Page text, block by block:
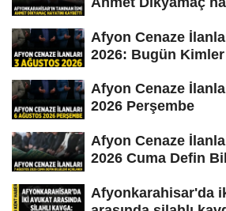
Afyon Cenaze
2026: Bugün
Afyon Cenaze
2026 Perşembe
Afyon Cenaze
2026 Cuma Defin
Afyonkarahisar'da